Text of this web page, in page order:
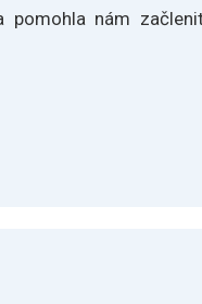
pomohla nám